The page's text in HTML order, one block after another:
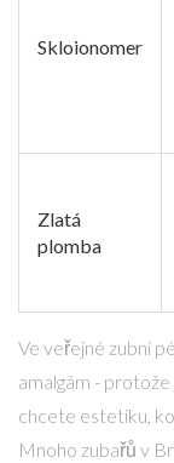
Skloionomer
Zlatá
plomba
Ve veřejné zubní
amalgám -
chcete estetiku,
Mnoho zubařů v